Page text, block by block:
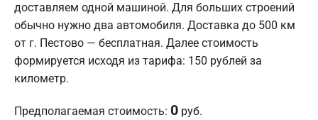
доставляем одной машиной. Для больших строений
обычно нужно два автомобиля. Доставка до 500 км
от г. Пестово — бесплатная. Далее стоимость
формируется исходя из тарифа: 150 рублей за
километр.
Предполагаемая стоимость: 0 руб.